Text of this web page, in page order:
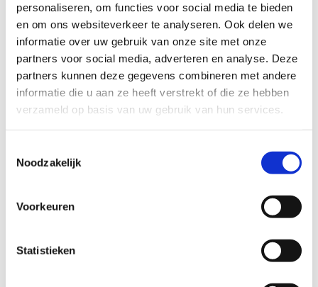
personaliseren, om functies voor social media te bieden
en om ons websiteverkeer te analyseren. Ook delen we
informatie over uw gebruik van onze site met onze
partners voor social media, adverteren en analyse. Deze
partners kunnen deze gegevens combineren met andere
informatie die u aan ze heeft verstrekt of die ze hebben
verzameld op basis van uw gebruik van hun services.
Noodzakelijk
Voorkeuren
Statistieken
combiduursport!
Wil je meer weten? We verwachten je meer moois te
kunnen melden eind dit jaar. Houd sowieso onze
website en nieuwsbrieven in de gaten. Voor vragen en
suggesties mag je natuurlijk altijd contact met ons